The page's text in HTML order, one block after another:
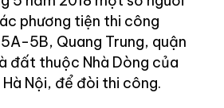
phương tiện thi công
5B, Quang Trung, quận
đất thuộc Nhà Dòng của
Nội, để đòi thi công.